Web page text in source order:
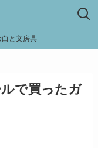
白と文房具
で買ったガ